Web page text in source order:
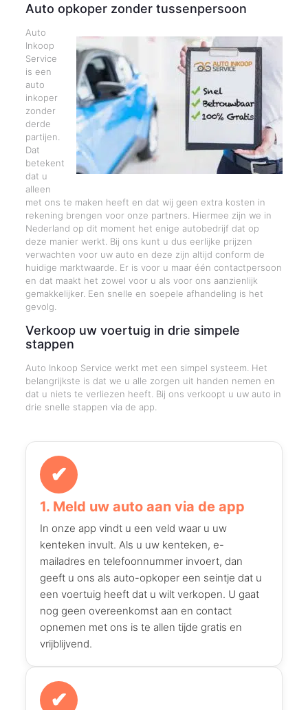
Auto opkoper zonder tussenpersoon
Auto
Inkoop
Service
is een
auto
inkoper
zonder
derde
partijen.
Dat
betekent
dat u
alleen
met ons te maken heeft en dat wij geen extra kosten in
rekening brengen voor onze partners. Hiermee zijn we in
Nederland op dit moment het enige autobedrijf dat op
deze manier werkt. Bij ons kunt u dus eerlijke prijzen
verwachten voor uw auto en deze zijn altijd conform de
huidige marktwaarde. Er is voor u maar één contactpersoon
en dat maakt het zowel voor u als voor ons aanzienlijk
gemakkelijker. Een snelle en soepele afhandeling is het
gevolg.
Verkoop uw voertuig in drie simpele
stappen
Auto Inkoop Service werkt met een simpel systeem. Het
belangrijkste is dat we u alle zorgen uit handen nemen en
dat u niets te verliezen heeft. Bij ons verkoopt u uw auto in
drie snelle stappen via de app.
✔
1. Meld uw auto aan via de app
In onze app vindt u een veld waar u uw
kenteken invult. Als u uw kenteken, e-
mailadres en telefoonnummer invoert, dan
geeft u ons als auto-opkoper een seintje dat u
een voertuig heeft dat u wilt verkopen. U gaat
nog geen overeenkomst aan en contact
opnemen met ons is te allen tijde gratis en
vrijblijvend.
✔